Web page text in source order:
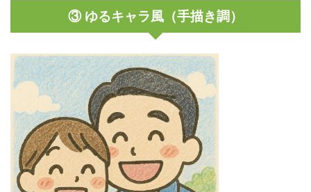
③ ゆるキャラ風（手描き調）